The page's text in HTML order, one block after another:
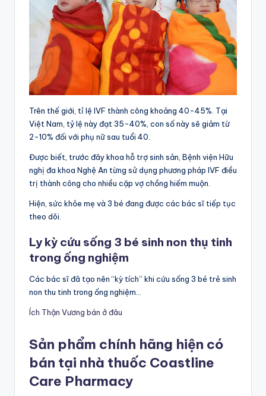
Trên thế giới, tỉ lệ IVF thành công khoảng 40-45%. Tại
Việt Nam, tỷ lệ này đạt 35-40%, con số này sẽ giảm từ
2-10% đối với phụ nữ sau tuổi 40.
Được biết, trước đây khoa hỗ trợ sinh sản, Bệnh viện Hữu
nghị đa khoa Nghệ An từng sử dụng phương pháp IVF điều
trị thành công cho nhiều cặp vợ chồng hiếm muộn.
Hiện, sức khỏe mẹ và 3 bé đang được các bác sĩ tiếp tục
theo dõi.
Ly kỳ cứu sống 3 bé sinh non thụ tinh
trong ống nghiệm
Các bác sĩ đã tạo nên “kỳ tích” khi cứu sống 3 bé trẻ sinh
non thu tinh trong ống nghiệm…
Ích Thận Vương bán ở đâu
Sản phẩm chính hãng hiện có
bán tại nhà thuốc Coastline
Care Pharmacy